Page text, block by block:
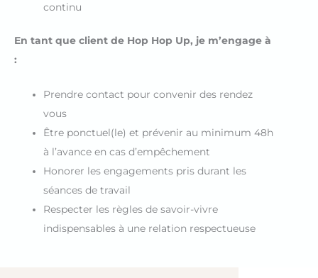
continu
En tant que client de Hop Hop Up, je m’engage à
:
Prendre contact pour convenir des rendez
vous
Être ponctuel(le) et prévenir au minimum 48h
à l’avance en cas d’empêchement
Honorer les engagements pris durant les
séances de travail
Respecter les règles de savoir-vivre
indispensables à une relation respectueuse